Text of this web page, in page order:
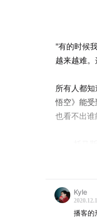
"有的时候
越来越难
所有人都
悟空》能
也看不出谁
—— 托马
托马斯 （
Tony 游戏
Kyle
播客的